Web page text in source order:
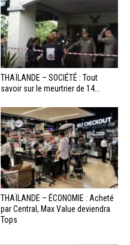
THAÏLANDE – SOCIÉTÉ : Tout
savoir sur le meurtrier de 14...
THAÏLANDE – ÉCONOMIE : Acheté
par Central, Max Value deviendra
Tops